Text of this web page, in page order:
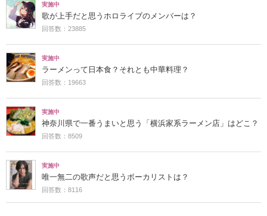
実施中
歌が上手だと思うホロライブのメンバーは？
回答数：23885
実施中
ラーメンって日本食？それとも中華料理？
回答数：19663
実施中
神奈川県で一番うまいと思う「横浜家系ラーメン店」はどこ？
回答数：8509
実施中
唯一無二の歌声だと思うボーカリストは？
回答数：8116